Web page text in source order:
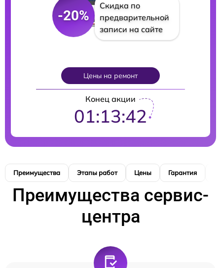
-20%
Скидка по
предварительной
записи на сайте
Цены на ремонт
Конец акции
01:13:41
Преимущества Этапы работ Цены Гарантия
Преимущества сервис-
центра